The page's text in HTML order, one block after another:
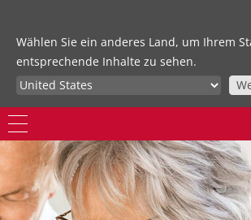
Wählen Sie ein anderes Land, um Ihrem
entsprechende Inhalte zu sehen.